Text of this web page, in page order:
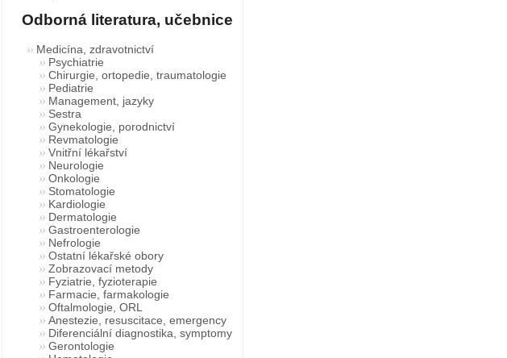
Odborná literatura, učebnice
Medicína, zdravotnictví
Psychiatrie
Chirurgie, ortopedie, traumatologie
Pediatrie
Management, jazyky
Sestra
Gynekologie, porodnictví
Revmatologie
Vnitřní lékařství
Neurologie
Onkologie
Stomatologie
Kardiologie
Dermatologie
Gastroenterologie
Nefrologie
Ostatní lékařské obory
Zobrazovací metody
Fyziatrie, fyzioterapie
Farmacie, farmakologie
Oftalmologie, ORL
Anestezie, resuscitace, emergency
Diferenciální diagnostika, symptomy
Gerontologie